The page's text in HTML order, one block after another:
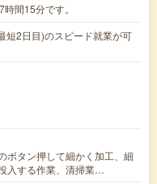
間15分です。
短2日目)のスピード就業が可
ボタン押して細かく加工、細
入する作業、清掃業…